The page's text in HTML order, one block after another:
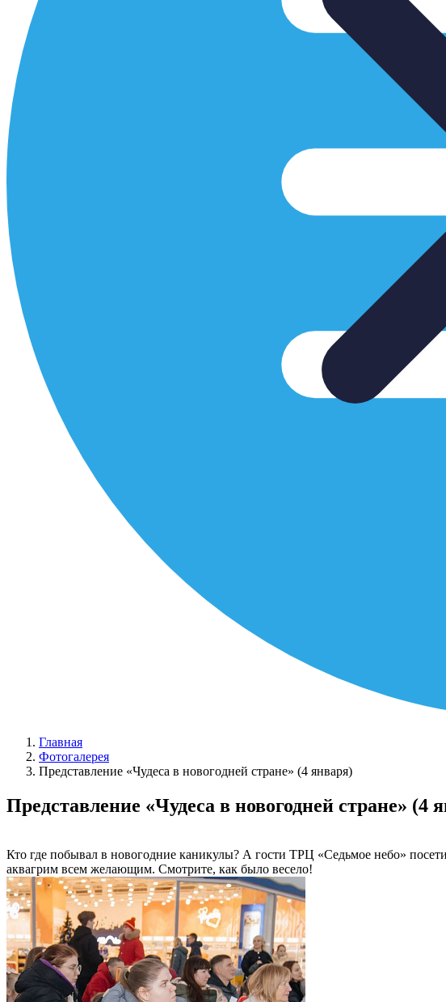
Главная
Фотогалерея
Представление «Чудеса в новогодней стране» (4 января)
Представление «Чудеса в новогодней стране» (4
Кто где побывал в новогодние каникулы? А гости ТРЦ «Седьмое небо»
аквагрим всем желающим. Смотрите, как было весело!